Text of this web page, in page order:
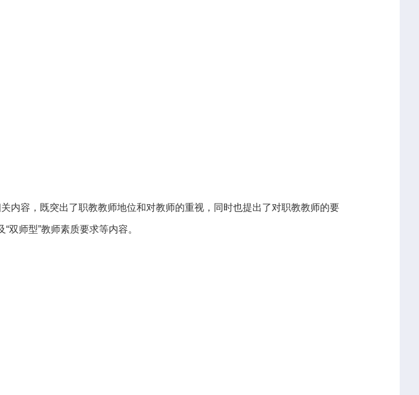
容，既突出了职教教师地位和对教师的重视，同时也提出了对职教教师的要
师型”教师素质要求等内容。